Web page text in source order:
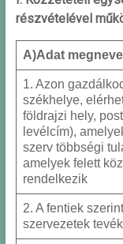
részvételével
A)Adat
1. Azon
székhelye,
földrajzi hely,
levélcím),
szerv többségi
amelyek felett
rendelkezik
2. A fentiek
szervezetek